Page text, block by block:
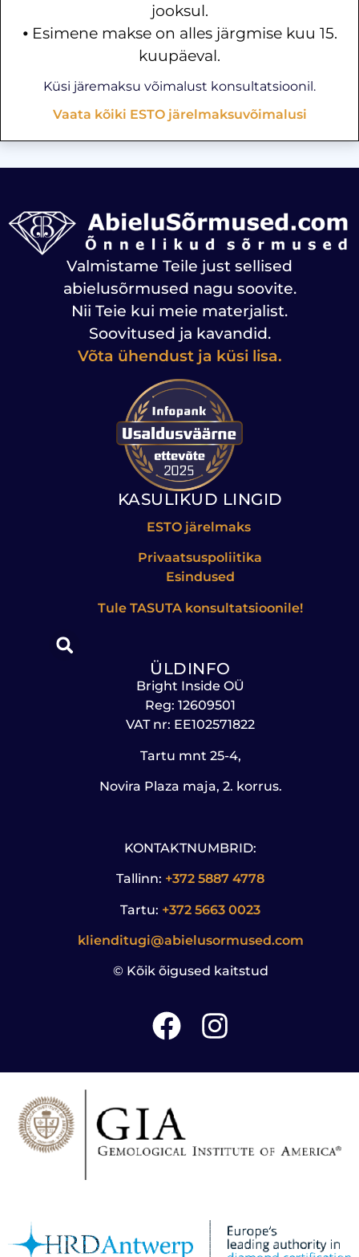
jooksul.
⦁ Esimene makse on alles järgmise kuu 15.
kuupäeval.
Küsi järemaksu võimalust konsultatsioonil.
Vaata kõiki ESTO järelmaksuvõimalusi
Valmistame Teile just sellised
abielusõrmused nagu soovite.
Nii Teie kui meie materjalist.
Soovitused ja kavandid.
Võta ühendust ja küsi lisa.
KASULIKUD LINGID
ESTO järelmaks
Privaatsuspoliitika
Esindused
Tule TASUTAkonsultatsioonile!
ÜLDINFO
Bright Inside OÜ
Reg: 12609501
VAT nr: EE102571822
Tartu mnt 25-4,
Novira Plaza maja, 2. korrus.
KONTAKTNUMBRID:
Tallinn: +372 5887 4778
Tartu: +372 5663 0023
klienditugi@abielusormused.com
© Kõik õigused kaitstud